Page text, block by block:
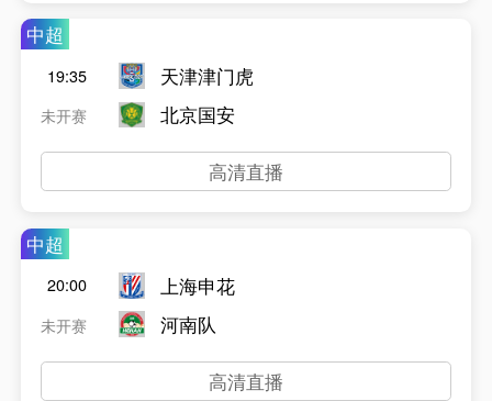
中超
19:35
未开赛
天津津门虎
北京国安
高清直播
中超
20:00
未开赛
上海申花
河南队
高清直播